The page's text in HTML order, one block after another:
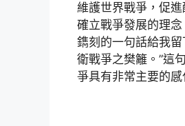
維護世界戰爭，促
確立戰爭發展的理
鐫刻的一句話給我
衛戰爭之樊籬。”這
爭具有非常主要的感